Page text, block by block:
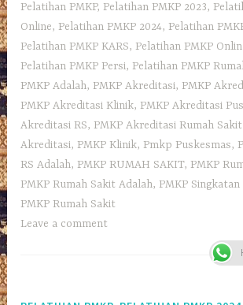
Pelatihan PMKP, Pelatihan PMKP 2023,
Online, Pelatihan PMKP 2024, Pelatihan
Pelatihan PMKP KARS, Pelatihan PMKP
Pelatihan PMKP Persi, Pelatihan PMKP
PMKP Adalah, PMKP Akreditasi, PMKP
PMKP Akreditasi Klinik, PMKP Akreditasi
Akreditasi RS, PMKP Akreditasi Rumah Sakit
Akreditasi, PMKP Klinik, Pmkp Puskesmas,
RS Adalah, PMKP RUMAH SAKIT, PMKP
PMKP Rumah Sakit Adalah, PMKP
PMKP Rumah Sakit
Leave a comment